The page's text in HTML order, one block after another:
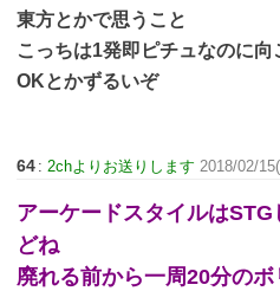
東方とかで思うこと
こっちは1発即ピチュなのに
OKとかずるいぞ
64 :2chよりお送りします 2018/02/
アーケードスタイルは
どね
廃れる前から一周20分の